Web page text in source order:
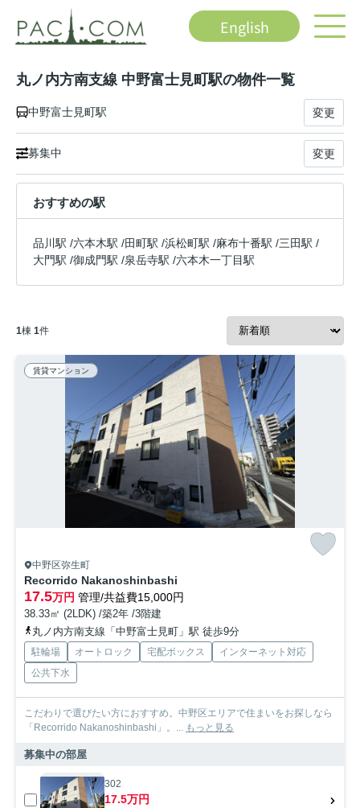
English
丸ノ内方南支線 中野富士見町駅の物件一覧
中野富士見町駅 変更
募集中 変更
おすすめの駅
品川駅 /六本木駅 /田町駅 /浜松町駅 /麻布十番駅 /三田駅 /
大門駅 /御成門駅 /泉岳寺駅 /六本木一丁目駅
1棟 1件
賃貸マンション
中野区弥生町
Recorrido Nakanoshinbashi
17.5万円 管理/共益費15,000円
38.33㎡ (2LDK) /築2年 /3階建
丸ノ内方南支線「中野富士見町」駅 徒歩9分
駐輪場 オートロック 宅配ボックス
インターネット対応
公共下水
こだわりで選びたい方におすすめ。中野区エリアで住まいをお探しなら
「Recorrido Nakanoshinbashi」。...
もっと見る
募集中の部屋
302
17.5万円